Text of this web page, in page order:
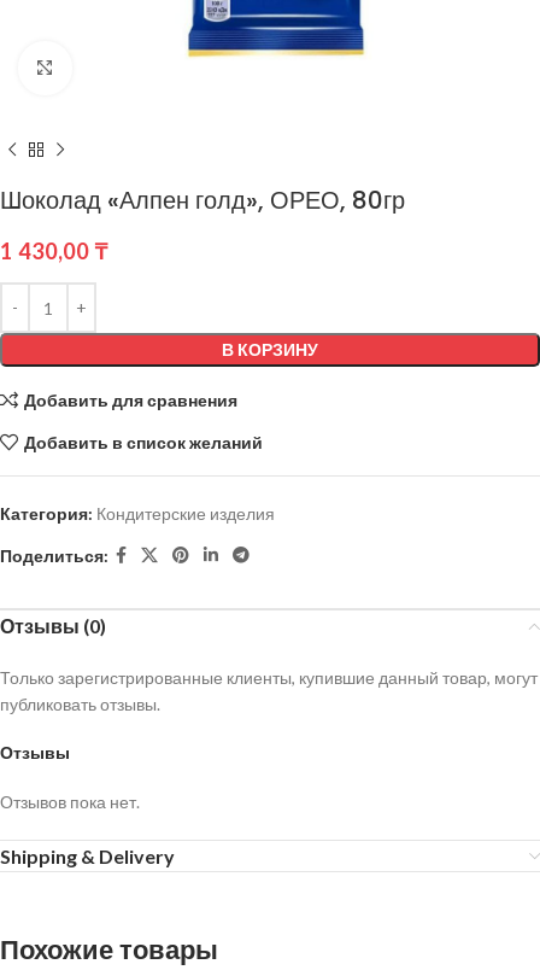
Шоколад «Алпен голд», ОРЕО, 80гр
1 430,00 ₸
В КОРЗИНУ
Добавить для сравнения
Добавить в список желаний
Категория: Кондитерские изделия
Поделиться:
Отзывы (0)
Отзывы
Отзывов пока нет.
Только зарегистрированные клиенты, купившие данный товар, могут
публиковать отзывы.
Shipping & Delivery
Похожие товары